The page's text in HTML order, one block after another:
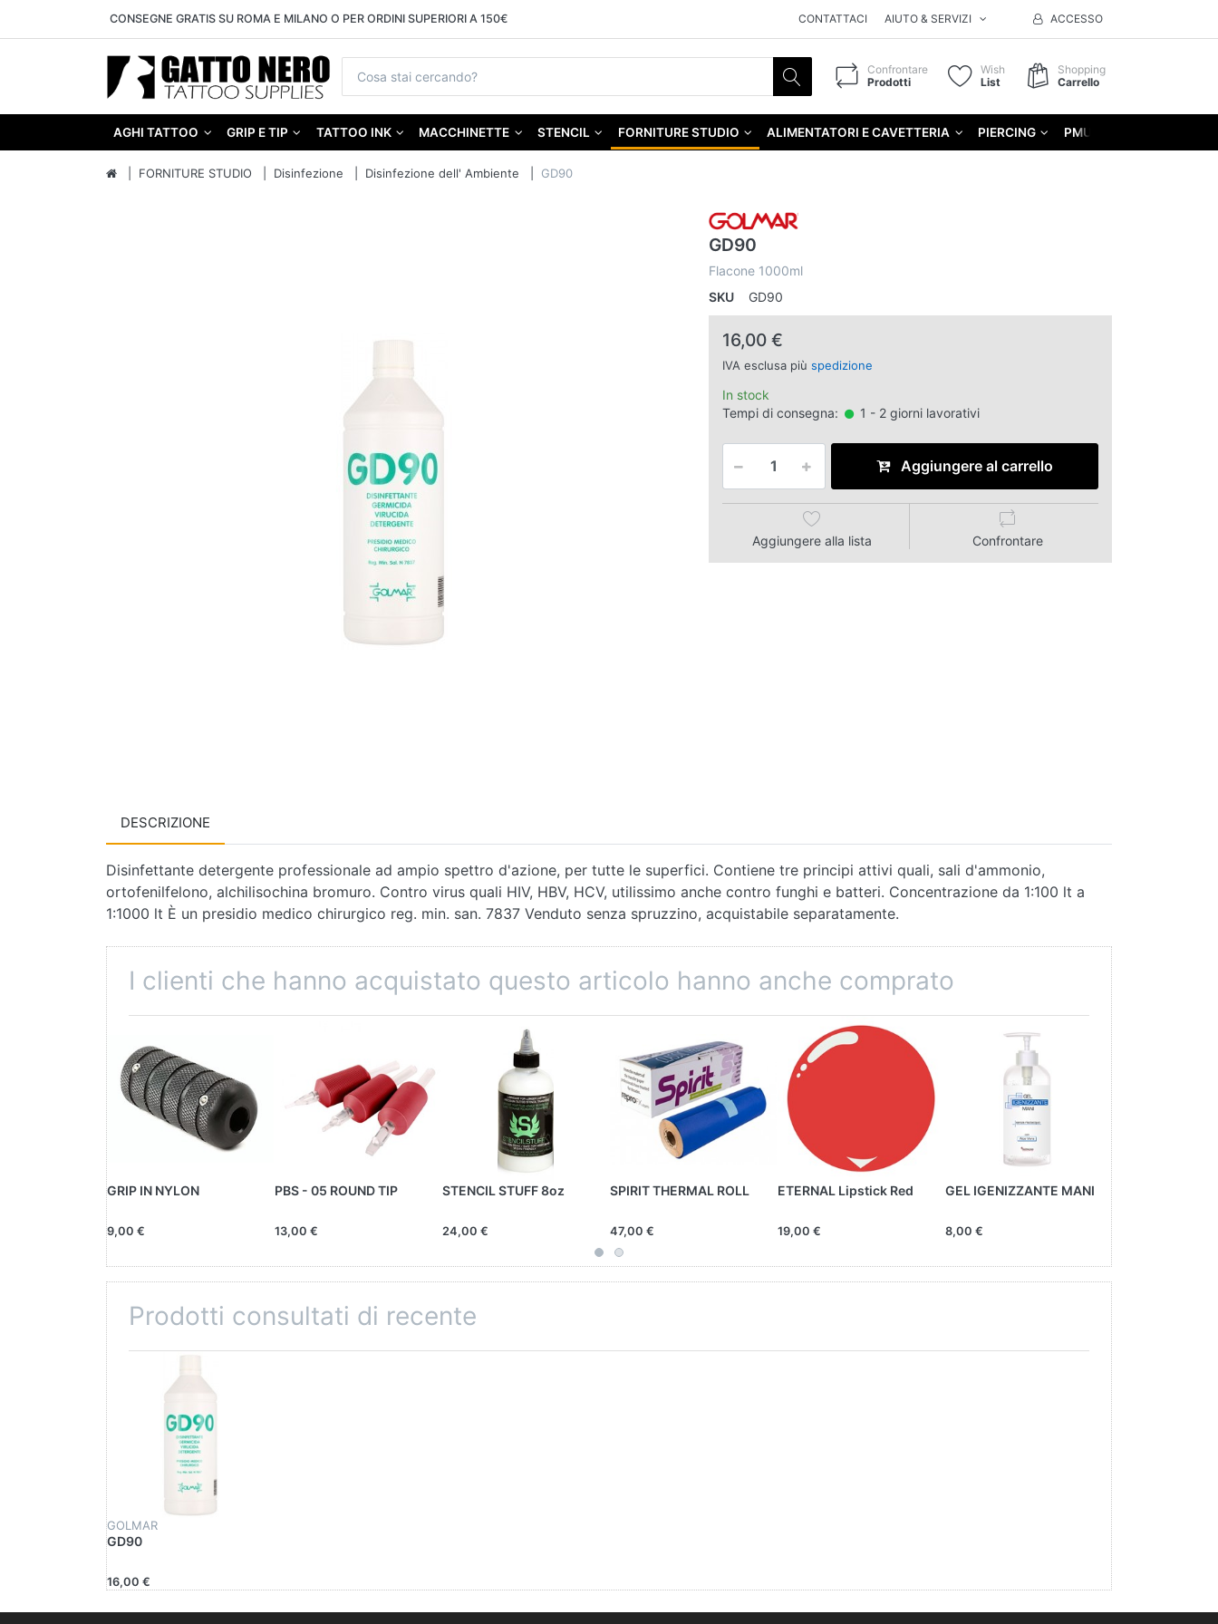
CONSEGNE GRATIS SU ROMA E MILANO O PER ORDINI SUPERIORI A 150€ CONTATTACI AIUTO & SERVIZI ACCESSO
Confrontare
Prodotti
Wish
List
Shopping
Carrello
AGHI TATTOO GRIP E TIP TATTOO INK MACCHINETTE STENCIL FORNITURE STUDIO ALIMENTATORI E CAVETTERIA PIERCING PMU
FORNITURE STUDIO Disinfezione Disinfezione dell' Ambiente GD90
GD90
Flacone 1000ml
SKU
GD90
16,00 €
IVA esclusa più spedizione
In stock
Tempi di consegna:
1 - 2 giorni lavorativi
Aggiungere al carrello
Aggiungere alla lista Confrontare
DESCRIZIONE
Disinfettante detergente professionale ad ampio spettro d'azione, per tutte le superfici. Contiene tre principi attivi quali, sali d'ammonio,
ortofenilfelono, alchilisochina bromuro. Contro virus quali HIV, HBV, HCV, utilissimo anche contro funghi e batteri. Concentrazione da 1:100 lt a
1:1000 lt È un presidio medico chirurgico reg. min. san. 7837 Venduto senza spruzzino, acquistabile separatamente.
I clienti che hanno acquistato questo articolo hanno anche comprato
GRIP IN NYLON
9,00 €
PBS - 05 ROUND TIP
13,00 €
STENCIL STUFF 8oz
24,00 €
SPIRIT THERMAL ROLL
47,00 €
ETERNAL Lipstick Red
19,00 €
GEL IGENIZZANTE MANI
8,00 €
Prodotti consultati di recente
GOLMAR
GD90
16,00 €